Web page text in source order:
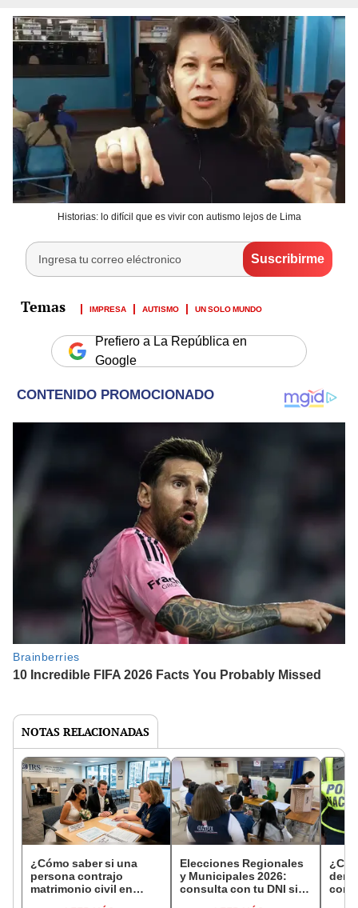
Historias: lo difícil que es vivir con autismo lejos de Lima
IMPRESA AUTISMO UN SOLO MUNDO
Prefiero a La República en
Google
NOTAS RELACIONADAS
¿Cómo saber si una
persona contrajo
matrimonio civil en
Elecciones Regionales
y Municipales 2026:
consulta con tu DNI si
con